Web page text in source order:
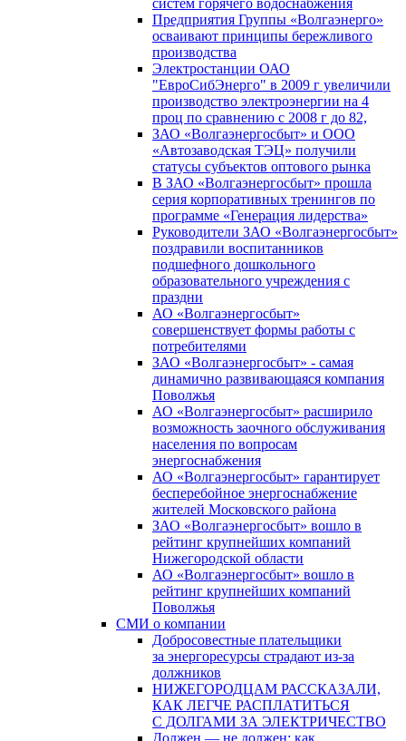
систем горячего водоснабжения
Предприятия Группы «Волгаэнерго»
осваивают принципы бережливого
производства
Электростанции ОАО
"ЕвроСибЭнерго" в 2009 г увеличили
производство электроэнергии на 4
проц по сравнению с 2008 г до 82,
ЗАО «Волгаэнергосбыт» и ООО
«Автозаводская ТЭЦ» получили
статусы субъектов оптового рынка
В ЗАО «Волгаэнергосбыт» прошла
серия корпоративных тренингов по
программе «Генерация лидерства»
Руководители ЗАО «Волгаэнергосбыт»
поздравили воспитанников
подшефного дошкольного
образовательного учреждения с
праздни
АО «Волгаэнергосбыт»
совершенствует формы работы с
потребителями
ЗАО «Волгаэнергосбыт» - самая
динамично развивающаяся компания
Поволжья
АО «Волгаэнергосбыт» расширило
возможность заочного обслуживания
населения по вопросам
энергоснабжения
АО «Волгаэнергосбыт» гарантирует
бесперебойное энергоснабжение
жителей Московского района
ЗАО «Волгаэнергосбыт» вошло в
рейтинг крупнейших компаний
Нижегородской области
АО «Волгаэнергосбыт» вошло в
рейтинг крупнейших компаний
Поволжья
СМИ о компании
Добросовестные плательщики
за энергоресурсы страдают из-за
должников
НИЖЕГОРОДЦАМ РАССКАЗАЛИ,
КАК ЛЕГЧЕ РАСПЛАТИТЬСЯ
С ДОЛГАМИ ЗА ЭЛЕКТРИЧЕСТВО